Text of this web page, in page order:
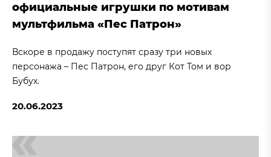
официальные игрушки по мотивам
мультфильма «Пес Патрон»
Вскоре в продажу поступят сразу три новых
персонажа – Пес Патрон, его друг Кот Том и вор
Бубух.
20.06.2023